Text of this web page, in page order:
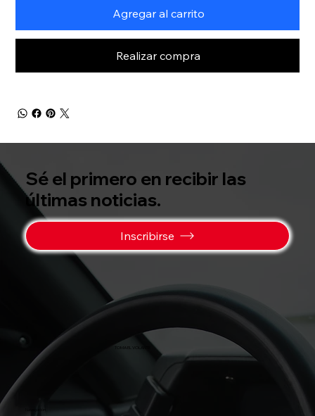
Agregar al carrito
Realizar compra
Sé el primero en recibir las
últimas noticias.
Inscribirse
TOMA EL VOLANTE